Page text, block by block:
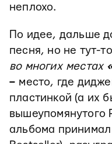
неплохо.
По идее, дальше
песня, но не тут-
во многих местах
– место, где
пластинкой (а их
вышеупомянутого
альбома